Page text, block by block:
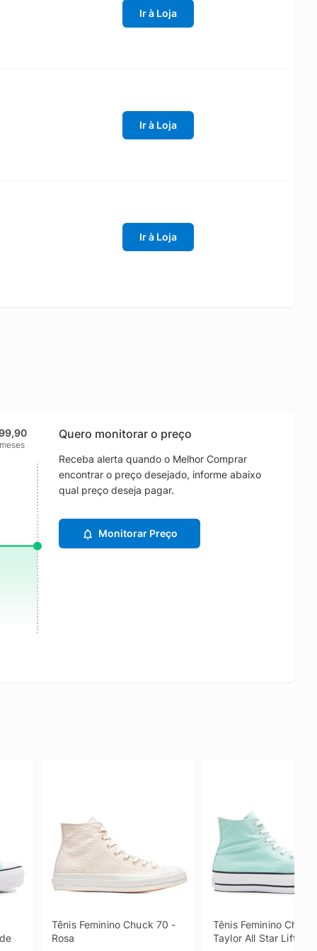
Ir à Loja
Ir à Loja
Ir à Loja
Quero monitorar o preço
Receba alerta quando o Melhor Comprar
encontrar o preço desejado, informe abaixo
qual preço deseja pagar.
Monitorar Preço
Tênis Feminino Chuck 70 -
Rosa
Tênis Feminino Chuck
Taylor All Star Lift -